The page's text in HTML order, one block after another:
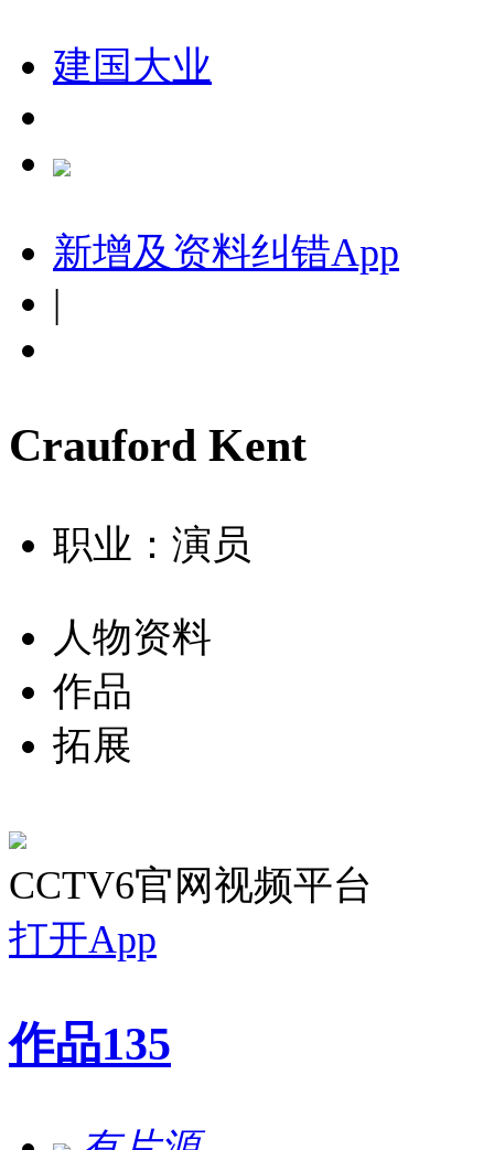
建国大业
新增及资料纠错App
|
Crauford Kent
职业：演员
人物资料
作品
拓展
CCTV6官网视频平台
打开App
作品135